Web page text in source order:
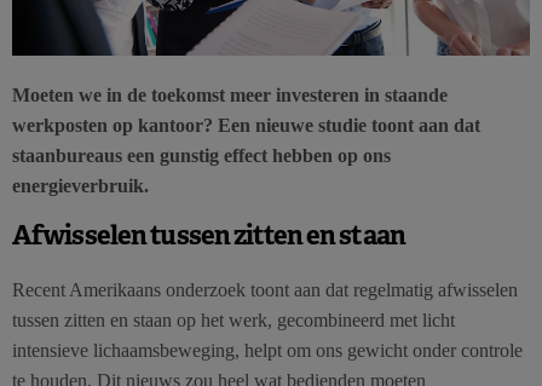
Moeten we in de toekomst meer investeren in staande
werkposten op kantoor? Een nieuwe studie toont aan dat
staanbureaus een gunstig effect hebben op ons
energieverbruik.
Afwisselen tussen zitten en staan
Recent Amerikaans onderzoek toont aan dat regelmatig afwisselen
tussen zitten en staan op het werk, gecombineerd met licht
intensieve lichaamsbeweging, helpt om ons gewicht onder controle
te houden. Dit nieuws zou heel wat bedienden moeten